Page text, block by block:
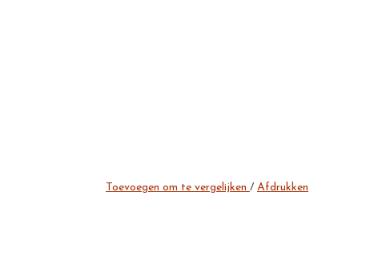
Toevoegen om te vergelijken / Afdrukken